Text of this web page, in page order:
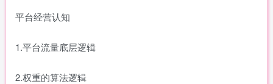
平台经营认知
1.平台流量底层逻辑
2.权重的算法逻辑